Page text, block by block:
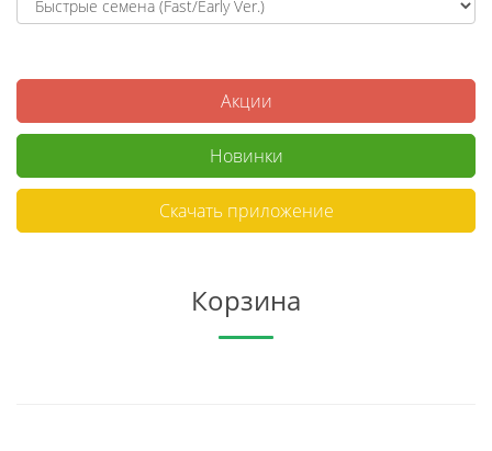
Акции
Новинки
Скачать приложение
Корзина